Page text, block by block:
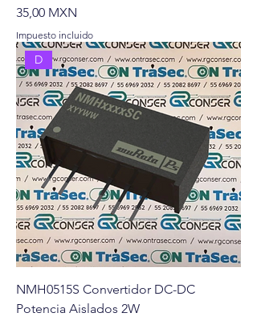
Precio
35,00 MXN
Impuesto incluido
D
NMH0515S Convertidor DC-DC
Potencia Aislados 2W